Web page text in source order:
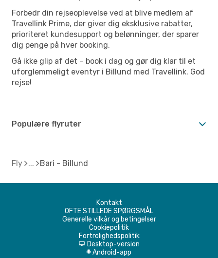
Forbedr din rejseoplevelse ved at blive medlem af
Travellink Prime, der giver dig eksklusive rabatter,
prioriteret kundesupport og belønninger, der sparer
dig penge på hver booking.
Gå ikke glip af det – book i dag og gør dig klar til et
uforglemmeligt eventyr i Billund med Travellink. God
rejse!
Populære flyruter
Fly Bari - Billund
Kontakt
OFTE STILLEDE SPØRGSMÅL
Generelle vilkår og betingelser
Cookiepolitik
Fortrolighedspolitik
d Desktop-version
A Android-app